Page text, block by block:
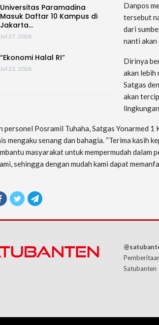
Universitas Paramadina
Masuk Daftar 10 Kampus di
Jakarta…
Jul 27, 2026
“Ekonomi Halal RI”
Jul 23, 2026
Danpos
tersebut
dari
nanti akan
Dirinya
akan lebih
Satgas
akan
personel Posramil Tuhaha, Satgas Yonarmed 1
mengaku senang dan bahagia. “Terima kasih
masyarakat untuk mempermudah dalam
sehingga dengan mudah kami dapat
Satubanten